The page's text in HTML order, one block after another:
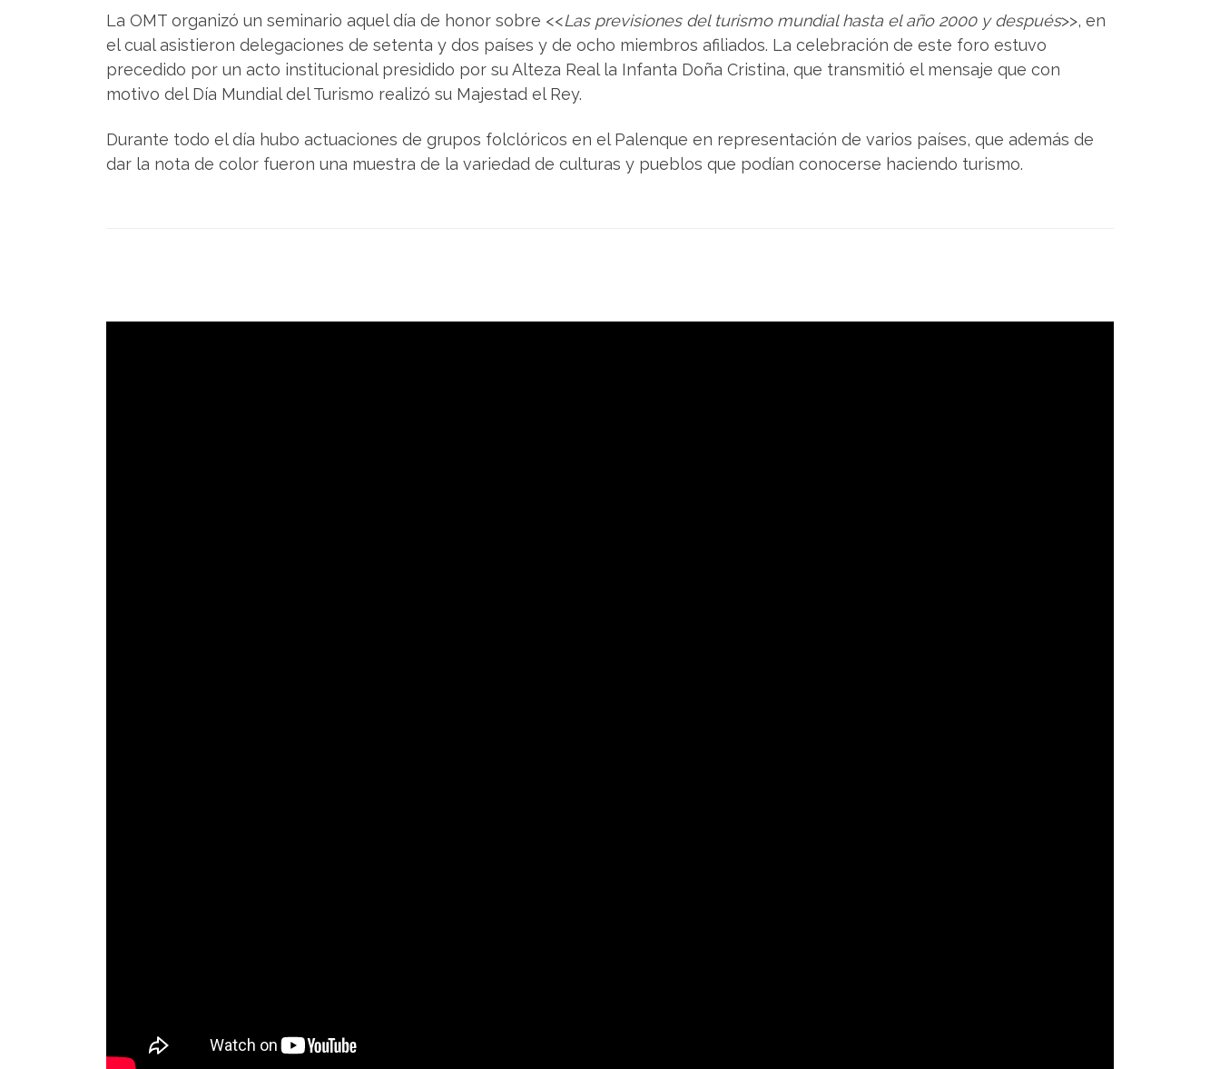
La OMT organizó un seminario aquel día de honor sobre <<Las previsiones del turismo mundial hasta el año 2000 y después>>, en
el cual asistieron delegaciones de setenta y dos países y de ocho miembros afiliados. La celebración de este foro estuvo
precedido por un acto institucional presidido por su Alteza Real la Infanta Doña Cristina, que transmitió el mensaje que con
motivo del Día Mundial del Turismo realizó su Majestad el Rey.
Durante todo el día hubo actuaciones de grupos folclóricos en el Palenque en representación de varios países, que además de
dar la nota de color fueron una muestra de la variedad de culturas y pueblos que podían conocerse haciendo turismo.